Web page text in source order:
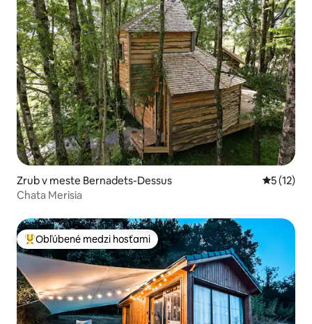
Zrub v meste Bernadets-Dessus
5 (12)
Chata Merisia
Najobľúbenejšie medzi hosťami
Obľúbené medzi hosťami